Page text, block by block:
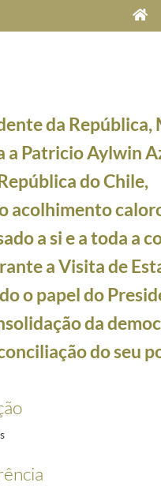
relativa à carta de acreditação do
agradecendo a hospitalidade e a
tendo em vista os
por ocasião da celebração de mais um
à candidatura - latino-
carta de 3 de março de 1993
"o acolhimento caloroso e
do Governo de Portugal no
Chile.
o a estar presente na
não poder estar presente na
na sua tomada de posse, no dia
da República,
a Patricio Aylwin
do Chile,
acolhimento
a si e a toda a
a Visita de
o papel do
da
do seu